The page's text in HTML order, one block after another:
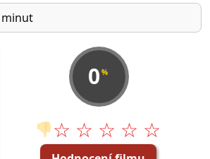
minut
0 %
👎☆ ☆ ☆ ☆ ☆